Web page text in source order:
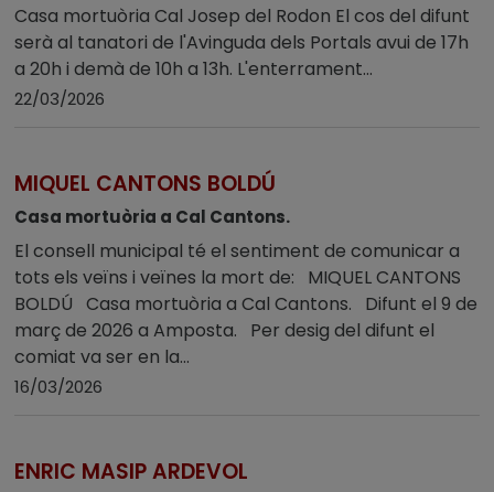
Casa mortuòria Cal Josep del Rodon El cos del difunt
serà al tanatori de l'Avinguda dels Portals avui de 17h
a 20h i demà de 10h a 13h. L'enterrament...
22/03/2026
MIQUEL CANTONS BOLDÚ
Casa mortuòria a Cal Cantons.
El consell municipal té el sentiment de comunicar a
tots els veïns i veïnes la mort de: MIQUEL CANTONS
BOLDÚ Casa mortuòria a Cal Cantons. Difunt el 9 de
març de 2026 a Amposta. Per desig del difunt el
comiat va ser en la...
16/03/2026
ENRIC MASIP ARDEVOL